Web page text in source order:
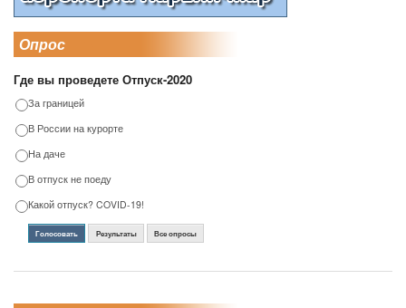
Опрос
Где вы проведете Отпуск-2020
За границей
В России на курорте
На даче
В отпуск не поеду
Какой отпуск? COVID-19!
Голосовать Результаты Все опросы